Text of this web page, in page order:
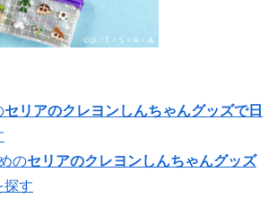
セリアのクレヨンしんちゃんグッズで日
のセリアのクレヨンしんちゃんグッズ
探す